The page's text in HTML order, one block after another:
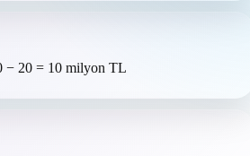
− 20 = 10 milyon TL